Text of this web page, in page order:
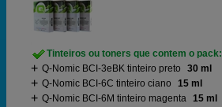
Tinteiros ou toners que contem o pack:
Q-Nomic BCI-3eBK tinteiro preto
30 ml
Q-Nomic BCI-6C tinteiro ciano
15 ml
Q-Nomic BCI-6M tinteiro magenta 15 ml